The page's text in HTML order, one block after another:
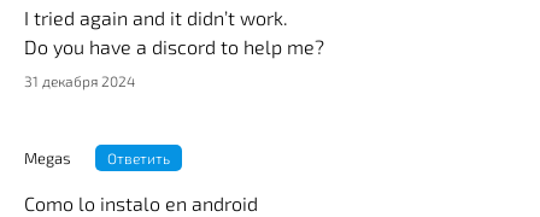
I tried again and it didn’t work.
Do you have a discord to help me?
31 декабря 2024
Megas Ответить
Como lo instalo en android